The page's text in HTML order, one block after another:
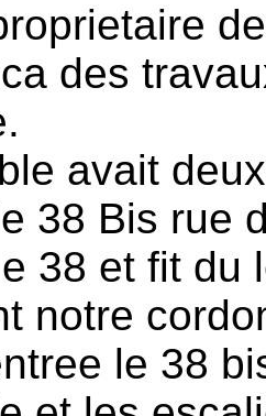
des
avait
38 Bis rue
38 et fit du
notre
le 38